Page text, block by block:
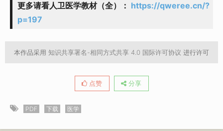
更多请看人卫医学教材（全）： https://qweree.cn/?
p=197
本作品采用 知识共享署名-相同方式共享 4.0 国际许可协议 进行许可
点赞 分享
PDF 下载 医学